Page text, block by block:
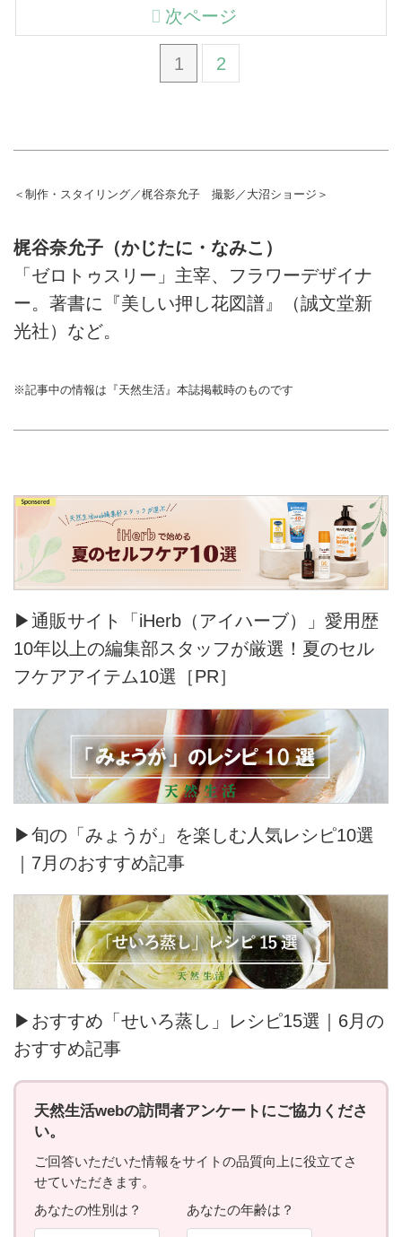
1 2
次ページ
＜制作・スタイリング／梶谷奈允子 撮影／大沼ショージ＞
梶谷奈允子（かじたに・なみこ）
「ゼロトゥスリー」主宰、フラワーデザイナ
ー。著書に『美しい押し花図譜』（誠文堂新
光社）など。
※記事中の情報は『天然生活』本誌掲載時のものです
▶通販サイト「iHerb（アイハーブ）」愛用歴
10年以上の編集部スタッフが厳選！夏のセル
フケアアイテム10選［PR］
▶旬の「みょうが」を楽しむ人気レシピ10選
｜7月のおすすめ記事
▶おすすめ「せいろ蒸し」レシピ15選｜6月の
おすすめ記事